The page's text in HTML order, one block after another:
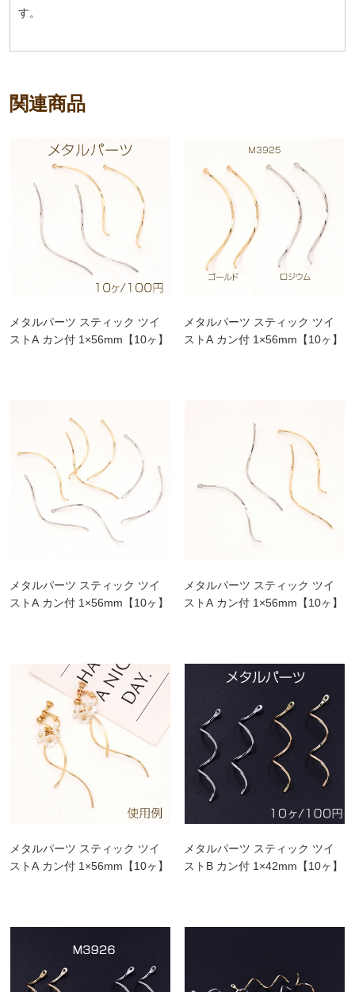
す。
関連商品
メタルパーツ スティック ツイ
ストA カン付 1×56mm【10ヶ】
メタルパーツ スティック ツイ
ストA カン付 1×56mm【10ヶ】
メタルパーツ スティック ツイ
ストA カン付 1×56mm【10ヶ】
メタルパーツ スティック ツイ
ストA カン付 1×56mm【10ヶ】
メタルパーツ スティック ツイ
ストA カン付 1×56mm【10ヶ】
メタルパーツ スティック ツイ
ストB カン付 1×42mm【10ヶ】